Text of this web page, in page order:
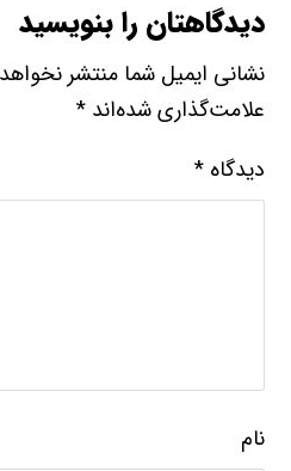
دیدگاهتان را بنویسید
نشانی ایمیل شما منتشر
علامت‌گذاری شده‌اند*
دیدگاه*
نام